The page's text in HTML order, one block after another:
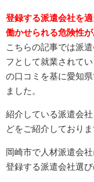
登録する派遣会社を
働かせられる危険性が
こちらの記事では派
フとして就業されて
の口コミを基に愛知
ました。
紹介している派遣会
どをご紹介しておりま
岡崎市で人材派遣会
登録する派遣会社選